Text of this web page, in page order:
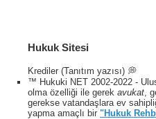
Hukuk Sitesi
Krediler (Tanıtım yazısı) 💭
™ Hukuki NET 2002-2022 -
olma özelliği ile gerek avukat ,
gerekse vatandaşlara ev
yapma amaçlı bir "Hukuk